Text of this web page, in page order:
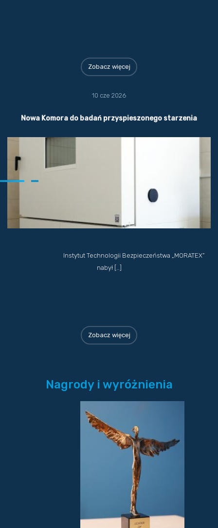
Zobacz więcej
10 cze 2026
Nowa Komora do badań przyspieszonego starzenia
Instytut Technologii Bezpieczeństwa „MORATEX”
nabył […]
Zobacz więcej
Nagrody i wyróżnienia